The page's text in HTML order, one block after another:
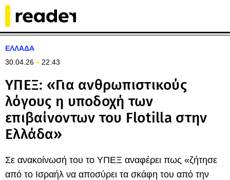
ΕΛΛΑΔΑ
30.04.26
22:43
ΥΠΕΞ: «Για ανθρωπιστικούς
λόγους η υποδοχή των
επιβαίνοντων του Flotilla στην
Ελλάδα»
Σε ανακοίνωσή του το ΥΠΕΞ αναφέρει πως «ζήτησε
από το Ισραήλ να αποσύρει τα σκάφη του από την